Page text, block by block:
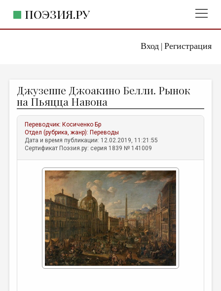
Вход| Регистрация
ПОЭЗИЯ.РУ
ЖАНРЫ
АВТОРЫ
КОММЕНТАРИИ
ЛИТСАЛОН
ПРАВИЛА САЙТА
ОТДЕЛЫ И РУБРИКИ
ИЗБРАННОЕ
ДАЙДЖЕСТ
ПРОИЗВЕДЕНИЯ
ПЕРЕВОДЫ
Джузеппе Джоакино Белли. Рынок
на Пьяцца Навона
Переводчик: Косиченко Бр
Отдел (рубрика, жанр): Переводы
Дата и время публикации: 12.02.2019, 11:21:55
Сертификат Поэзия.ру: серия 1839 № 141009